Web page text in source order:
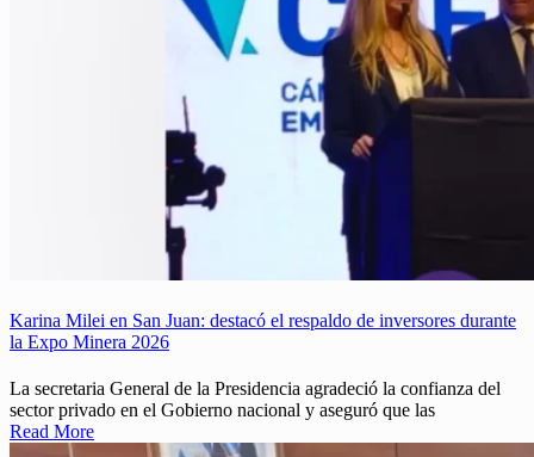
Karina Milei en San Juan: destacó el respaldo de inversores durante
la Expo Minera 2026
La secretaria General de la Presidencia agradeció la confianza del
sector privado en el Gobierno nacional y aseguró que las
Read More